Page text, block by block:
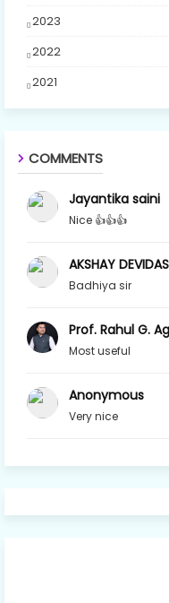
2023
2022
2021
COMMENTS
Jayantika saini
Nice 👍👍👍
AKSHAY
Badhiya sir
Prof. Rahul G.
Most useful
Anonymous
Very nice